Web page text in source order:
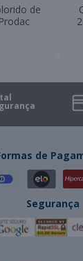
de
de
Segurança